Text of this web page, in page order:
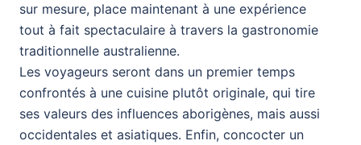
sur mesure, place maintenant à une expérience
tout à fait spectaculaire à travers la gastronomie
traditionnelle australienne.
Les voyageurs seront dans un premier temps
confrontés à une cuisine plutôt originale, qui tire
ses valeurs des influences aborigènes, mais aussi
occidentales et asiatiques. Enfin, concocter un